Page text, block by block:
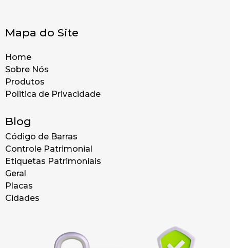
Mapa do Site
Home
Sobre Nós
Produtos
Politica de Privacidade
Blog
Código de Barras
Controle Patrimonial
Etiquetas Patrimoniais
Geral
Placas
Cidades